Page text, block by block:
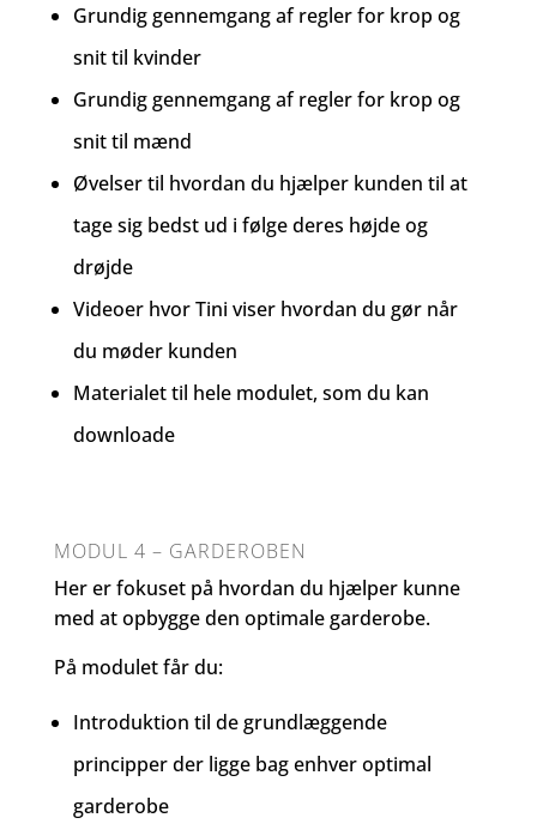
Grundig gennemgang af regler for krop og
snit til kvinder
Grundig gennemgang af regler for krop og
snit til mænd
Øvelser til hvordan du hjælper kunden til at
tage sig bedst ud i følge deres højde og
drøjde
Videoer hvor Tini viser hvordan du gør når
du møder kunden
Materialet til hele modulet, som du kan
downloade
MODUL 4 – GARDEROBEN
Her er fokuset på hvordan du hjælper kunne
med at opbygge den optimale garderobe.
På modulet får du:
Introduktion til de grundlæggende
principper der ligge bag enhver optimal
garderobe